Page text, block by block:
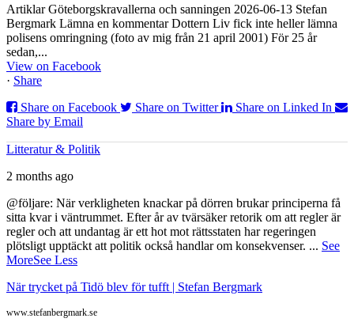
Artiklar Göteborgskravallerna och sanningen 2026-06-13 Stefan
Bergmark Lämna en kommentar Dottern Liv fick inte heller lämna
polisens omringning (foto av mig från 21 april 2001) För 25 år
sedan,...
View on Facebook
· Share
Share on Facebook
Share on Twitter
Share on Linked In
Share by Email
Litteratur & Politik
2 months ago
@följare: När verkligheten knackar på dörren brukar principerna få
sitta kvar i väntrummet. Efter år av tvärsäker retorik om att regler är
regler och att undantag är ett hot mot rättsstaten har regeringen
plötsligt upptäckt att politik också handlar om konsekvenser. ... See
MoreSee Less
När trycket på Tidö blev för tufft | Stefan Bergmark
www.stefanbergmark.se